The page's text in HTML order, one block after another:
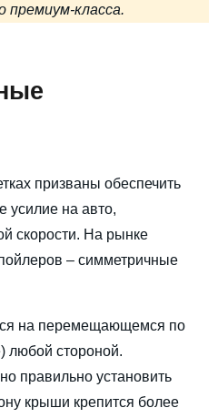
премиум-класса.
призваны обеспечить
усилие на авто,
скорости. На рынке
– симметричные
на перемещающемся по
любой стороной.
правильно установить
крыши крепится более